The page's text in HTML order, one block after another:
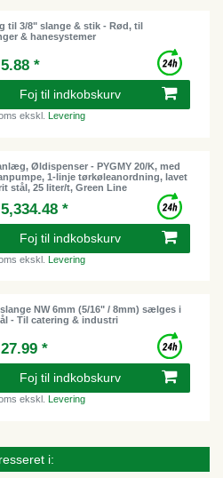
til 3/8" slange & stik - Rød, til
& hanesystemer
*
Foj til indkobskurv
ekskl.Levering
Øldispenser - PYGMY 20/K, med
1-linje tørkøleanordning, lavet
stål, 25 liter/t, Green Line
*
Foj til indkobskurv
ekskl.Levering
NW 6mm (5/16" / 8mm) sælges i
- Til catering & industri
*
Foj til indkobskurv
ekskl. Levering
i: